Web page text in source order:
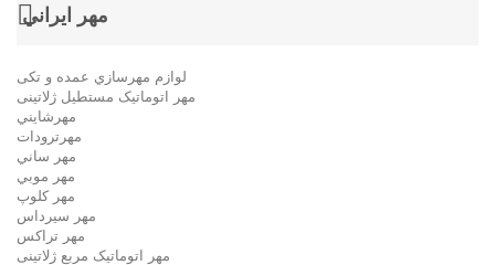
مهر ايراني
لوازم مهرسازي عمده و تکی
مهر اتوماتیک مستطيل ژلاتینی
مهرشايني
مهرترودات
مهر ساني
مهر موبي
مهر كلوپ
مهر سيرداس
مهر تراکس
مهر اتوماتیک مربع ژلاتینی